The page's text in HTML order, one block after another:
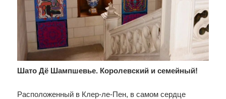
Шато Дё Шампшевье. Королевский и семейный!
Расположенный в Клер-ле-Пен, в самом сердце